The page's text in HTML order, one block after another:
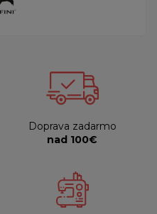
Doprava zadarmo
nad 100€